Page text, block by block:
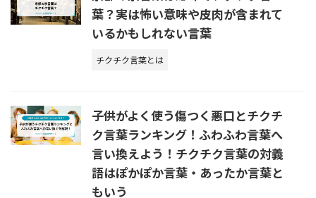
葉？実は怖い意味や皮肉が含まれて
いるかもしれない言葉
チクチク言葉とは
子供がよく使う傷つく悪口とチクチ
ク言葉ランキング！ふわふわ言葉へ
言い換えよう！チクチク言葉の対義
語はぽかぽか言葉・あったか言葉と
もいう